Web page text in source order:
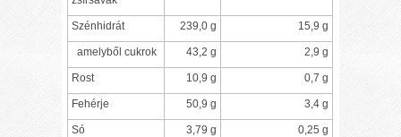
Szénhidrát 239,0 g 15,9 g
amelyből cukrok 43,2 g 2,9 g
Rost 10,9 g 0,7 g
Fehérje 50,9 g 3,4 g
Só 3,79 g 0,25 g